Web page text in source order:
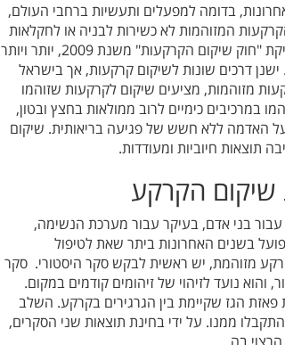
בדומה למפעלים ותעשיות ברחבי העולם,
המזוהמות לא כשירות לבניה או לחקלאות
ולכן נחשבות לקרקעות "מבוזבזות". לאחר חקיקת "חוק שיקום הקרקעות" משנת 2009, יותר ויותר
דרכים שונות לשיקום קרקעות, אך בישראל
מזוהמות, מציעים שיקום לקרקעות שזוהמו
במרכיבים כימיים לרוב ממולאות בחצץ ובטון,
האדמה ללא חשש של פגיעה בריאותית. שיקום
תוצאות חיוביות ומעודדות.
שיקום הקרקע
עבור בני אדם, בעיקר עבור מערכת הנשימה,
בשנים האחרונות ביתר שאת לטיפול
מזוהמת, יש ראשית לבקש סקר היסטורי. סקר
נועד לזיהוי של זיהומים קודמים במקום.
הגז שקיימת בין הגרגירים בקרקע. השלב
ממנו. על ידי בחינת תוצאות שני הסקרים,